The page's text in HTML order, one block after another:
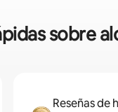
sobre
Reseñas de